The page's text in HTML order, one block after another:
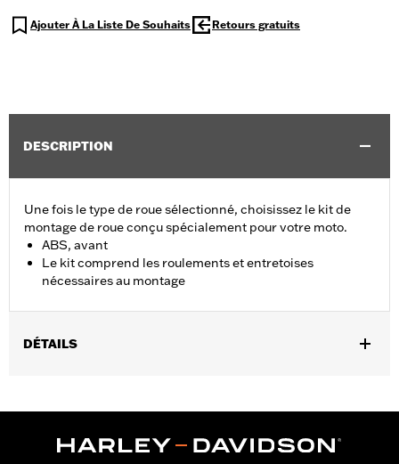
Ajouter À La Liste De Souhaits Retours gratuits
DESCRIPTION
Une fois le type de roue sélectionné, choisissez le kit de
montage de roue conçu spécialement pour votre moto.
ABS, avant
Le kit comprend les roulements et entretoises
nécessaires au montage
DÉTAILS
Position sur la moto:Avant